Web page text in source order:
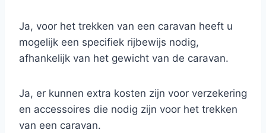
Ja, voor het trekken van een caravan heeft u
mogelijk een specifiek rijbewijs nodig,
afhankelijk van het gewicht van de caravan.
Ja, er kunnen extra kosten zijn voor verzekering
en accessoires die nodig zijn voor het trekken
van een caravan.